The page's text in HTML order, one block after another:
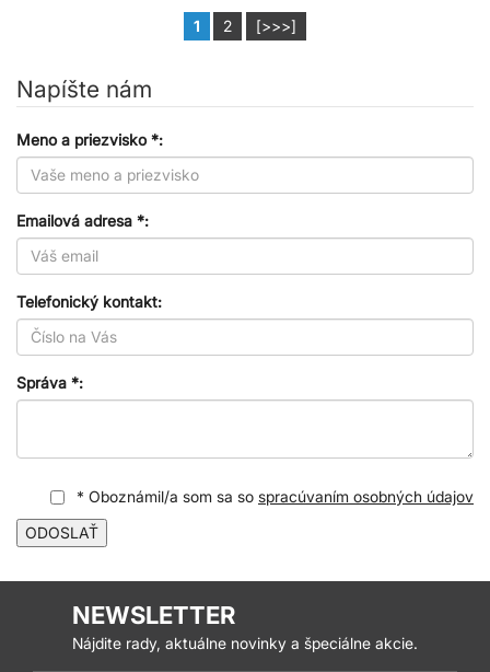
1
2 [>>>]
Napíšte nám
Meno a priezvisko *:
Emailová adresa *:
Telefonický kontakt:
Správa *:
* Oboznámil/a som sa so spracúvaním osobných údajov
ODOSLAŤ
NEWSLETTER
Nájdite rady, aktuálne novinky a špeciálne akcie.